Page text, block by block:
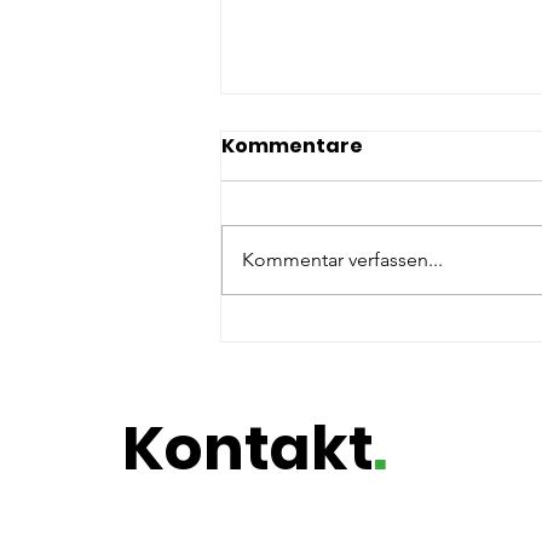
Kommentare
Kommentar verfassen...
Kontakt.